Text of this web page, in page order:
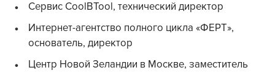
Сервис CoolBTool, технический директор
Интернет-агентство полного цикла «ФЕРТ»,
основатель, директор
Центр Новой Зеландии в Москве, заместитель